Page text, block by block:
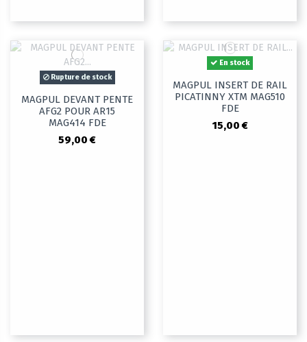
Rupture de stock
MAGPUL DEVANT PENTE
AFG2 POUR AR15
MAG414 FDE
59,00 €
En stock
MAGPUL INSERT DE RAIL
PICATINNY XTM MAG510
FDE
15,00 €